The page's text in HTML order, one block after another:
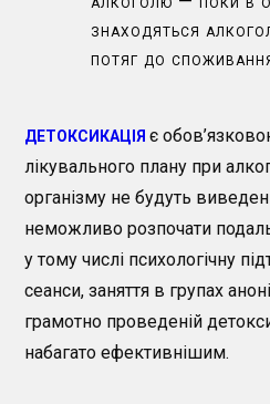
знаходяться
потяг до
ДЕТОКСИКАЦІЯє
лікувального плану при
організму не будуть
неможливо розпочати
у тому числі психологічну
сеанси, заняття в групах
грамотно проведеній
набагато ефективнішим.